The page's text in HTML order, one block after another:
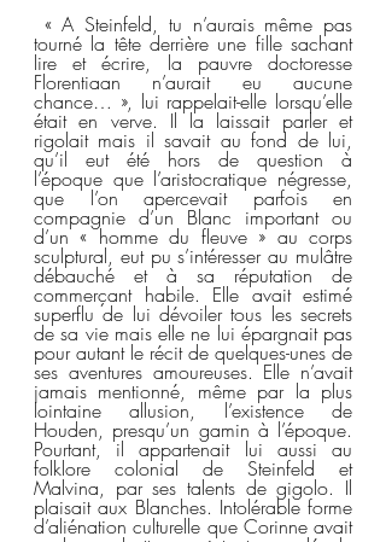
tourné la tête derrière une fille sachant
lire et écrire, la pauvre doctoresse
Florentiaan n’aurait eu aucune
chance… », lui rappelait-elle lorsqu’elle
était en verve. Il la laissait parler et
rigolait mais il savait au fond de lui,
qu’il eut été hors de question à
l’époque que l’aristocratique négresse,
que l’on apercevait parfois en
compagnie d’un Blanc important ou
d’un « homme du fleuve » au corps
sculptural, eut pu s’intéresser au mulâtre
débauché et à sa réputation de
commerçant habile. Elle avait estimé
superflu de lui dévoiler tous les secrets
de sa vie mais elle ne lui épargnait pas
pour autant le récit de quelques-unes de
ses aventures amoureuses. Elle n’avait
jamais mentionné, même par la plus
lointaine allusion, l’existence de
Houden, presqu’un gamin à l’époque.
Pourtant, il appartenait lui aussi au
folklore colonial de Steinfeld et
Malvina, par ses talents de gigolo. Il
plaisait aux Blanches. Intolérable forme
d’aliénation culturelle que Corinne avait